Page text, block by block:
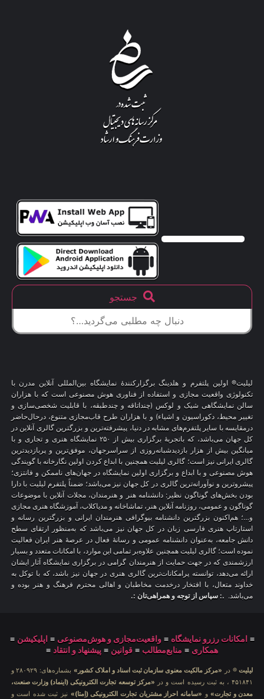
جستجو
لیلیت® اولین پلتفرم و هلدینگ برگزارکنندهٔ نمایشگاه بین‌المللی آنلاین مدرن با
تکنولوژی واقعیت مجازی و استفاده از فناوری هوش مصنوعی است که با هزاران
سالن نمایشگاهی شیک و لوکس (چنداتاقه و چندطبقه، با قابلیت شخصی‌سازی و
تغییر محیط، دکوراسیون و اشیاء) و با هزاران طرح قاب‌مجازی متنوع، درحال‌حاضر
درمقایسه با سایر پلتفرم‌های مشابه در دنیا، پیشرفته‌ترین و بزرگترین گالری آنلاین در
کل جهان می‌باشد، که باتجربهٔ برگزاری بیش از ۲۵۰ نمایشگاه هنری و تجاری و با
میانگین بیش از هزار بازدیدشبانه‌روزی از سراسرجهان، موفق‌ترین و پربازدیدترین
گالری ایرانی نیز است؛ گالری لیلیت همچنین با ابداع کردن اولین نگارخانه با گویندگی
هوش مصنوعی و با ابداع و برگزاری اولین نمایشگاه در جهان‌های ناممکن و فانتزی؛
پیشروترین و نوآورانه‌ترین گالری در کل جهان نیز می‌باشد؛ ضمناً پلتفرم لیلیت با دارا
بودن بخش‌های گوناگون نظیر: دانشنامه هنر و هنرمندان، مجلات آنلاین با موضوعات
گوناگون و عمومی، روزنامه آنلاین هنر، تماشاخانه و مدیاکلاب، آموزشگاه هنری مجازی
و…؛ هم‌اکنون بزرگترین دانشنامه بیوگرافی هنرمندان ایرانی و بزرگترین رسانه و
استارتاپ هنری فارسی زبان در کل جهان نیز می‌باشد که به‌منظور ارتقای سطح
دانش جامعه، به‌عنوان دانشنامه عمومی و رسانهٔ فعال در عرصهٔ هنر ایران فعالیت
نموده است؛ گالری لیلیت همچنین علاوه‌بر تمامی این موارد، با امکانات متعدد و بسیار
ارزشمندی که در جهت حمایت از هنرمندان گرامی در برگزاری نمایشگاه آثار ایشان
ارائه می‌دهد، توانسته پرامکانات‌ترین گالری هنری در جهان نیز باشد، که با توکل به
خداوند متعال، با افتخار درخدمت مخاطبان و اهالی محترم فرهنگ و هنر بوده و
می‌باشد. .: سپاس از توجه و همراهی‌تان :.
≡ امکانات رزرو نمایشگاه ≡واقعیت‌مجازی و هوش‌مصنوعی ≡ اپلیکیشن ≡
همکاری ≡ منابع‌مطالب ≡ قوانین ≡ پیشنهاد و انتقاد ≡
لیلیت® در «مرکز مالکیت معنوی سازمان ثبت اسناد و املاک کشور»
بشماره‌های: ۲۸۰۹۲۹ و
۴۵۱۸۴۱ ، به ثبت رسیده است و در
«مرکز توسعه تجارت الکترونیکی (اینماد) وزارت صنعت،
معدن و تجارت»و «سامانه احراز مشتریان تجارت الکترونیکی (اِمتا)» نیز ثبت شده است و